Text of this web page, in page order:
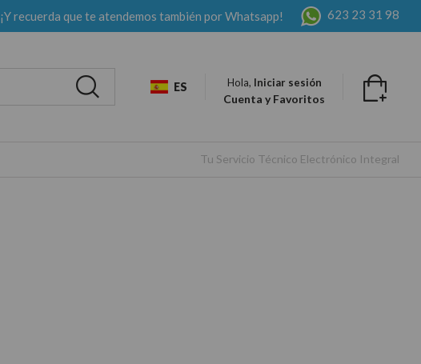
¡Y recuerda que te atendemos también por Whatsapp! 623 23 31 98
ES Hola, Iniciar sesión
Cuenta y Favoritos
Tu Servicio Técnico Electrónico Integral